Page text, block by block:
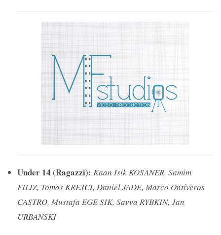
Under 14 (Ragazzi): Kaan Isik KOSANER, Samim
FILIZ, Tomas KREJCI, Daniel JADE, Marco Ontiveros
CASTRO, Mustafa EGE SIK, Savva RYBKIN, Jan
URBANSKI